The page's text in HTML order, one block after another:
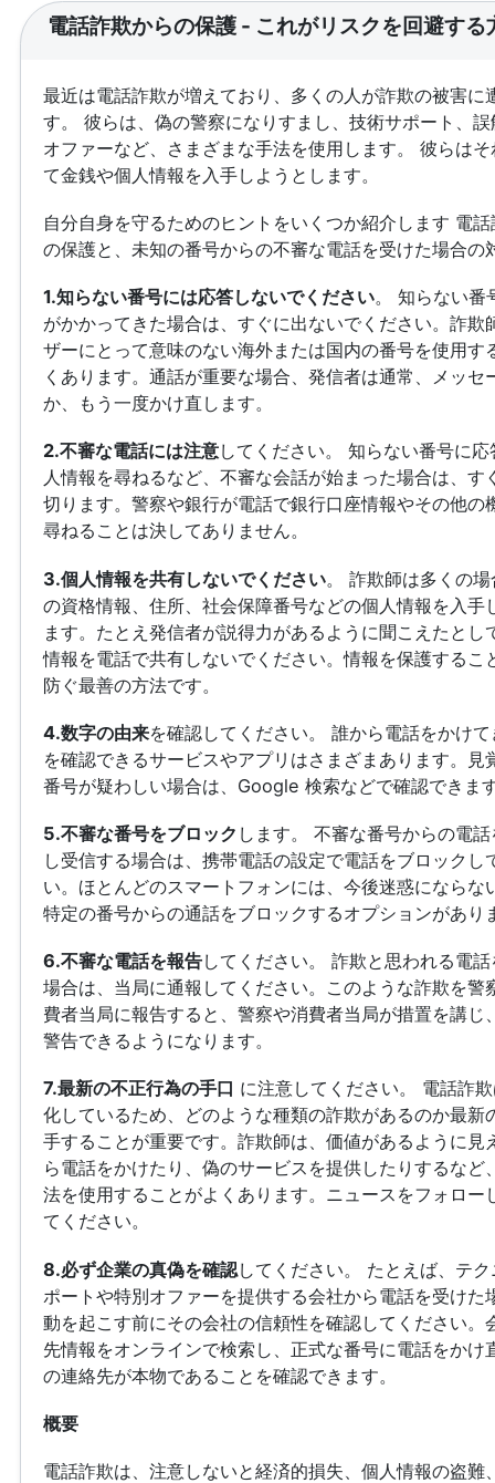
電話詐欺からの保護 - これがリスクを回避する
最近は電話詐欺が増えており、多くの人が詐欺の被害に
す。 彼らは、偽の警察になりすまし、技術サポート、
オファーなど、さまざまな手法を使用します。 彼らは
て金銭や個人情報を入手しようとします。
自分自身を守るためのヒントをいくつか紹介します 電
の保護と、未知の番号からの不審な電話を受けた場合の
1.知らない番号には応答しないでください。 知らない番
がかかってきた場合は、すぐに出ないでください。詐欺
ザーにとって意味のない海外または国内の番号を使用す
くあります。通話が重要な場合、発信者は通常、メッセ
か、もう一度かけ直します。
2.不審な電話には注意してください。 知らない番号に応
人情報を尋ねるなど、不審な会話が始まった場合は、す
切ります。警察や銀行が電話で銀行口座情報やその他の
尋ねることは決してありません。
3.個人情報を共有しないでください。 詐欺師は多くの
の資格情報、住所、社会保障番号などの個人情報を入手
ます。たとえ発信者が説得力があるように聞こえたとし
情報を電話で共有しないでください。情報を保護するこ
防ぐ最善の方法です。
4.数字の由来を確認してください。 誰から電話をかけ
を確認できるサービスやアプリはさまざまあります。見
番号が疑わしい場合は、Google 検索などで確認できま
5.不審な番号をブロック します。 不審な番号からの電
し受信する場合は、携帯電話の設定で電話をブロックし
い。ほとんどのスマートフォンには、今後迷惑にならな
特定の番号からの通話をブロックするオプションがあり
6.不審な電話を報告してください。 詐欺と思われる電
場合は、当局に通報してください。このような詐欺を警
費者当局に報告すると、警察や消費者当局が措置を講じ
警告できるようになります。
7.最新の不正行為の手口 に注意してください。 電話詐
化しているため、どのような種類の詐欺があるのか最新
手することが重要です。詐欺師は、価値があるように見
ら電話をかけたり、偽のサービスを提供したりするなど
法を使用することがよくあります。ニュースをフォロー
てください。
8.必ず企業の真偽を確認してください。 たとえば、テ
ポートや特別オファーを提供する会社から電話を受けた
動を起こす前にその会社の信頼性を確認してください。
先情報をオンラインで検索し、正式な番号に電話をかけ
の連絡先が本物であることを確認できます。
概要
電話詐欺は、注意しないと経済的損失、個人情報の盗難